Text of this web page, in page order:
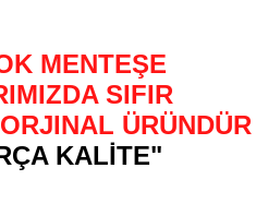
MENTEŞE
SIFIR
ÜRÜNDÜR
KALİTE"